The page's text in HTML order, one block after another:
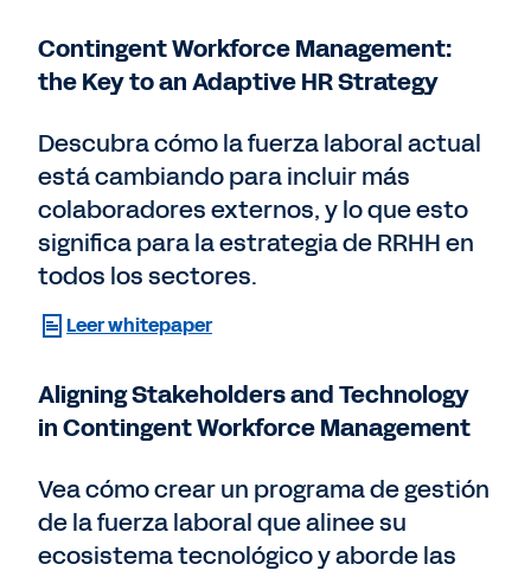
Contingent Workforce Management:
the Key to an Adaptive HR Strategy
Descubra cómo la fuerza laboral actual
está cambiando para incluir más
colaboradores externos, y lo que esto
significa para la estrategia de RRHH en
todos los sectores.
Leer whitepaper
Aligning Stakeholders and Technology
in Contingent Workforce Management
Vea cómo crear un programa de gestión
de la fuerza laboral que alinee su
ecosistema tecnológico y aborde las